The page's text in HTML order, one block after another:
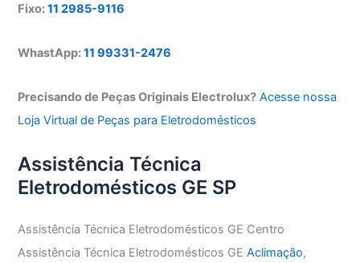
Fixo:11 2985-9116
WhastApp:11 99331-2476
Precisando de Peças Originais Electrolux? Acesse nossa
Loja Virtual de Peças para Eletrodomésticos
Assistência Técnica
Eletrodomésticos GE SP
Assistência Técnica Eletrodomésticos GE Centro
Assistência Técnica Eletrodomésticos GEAclimação,